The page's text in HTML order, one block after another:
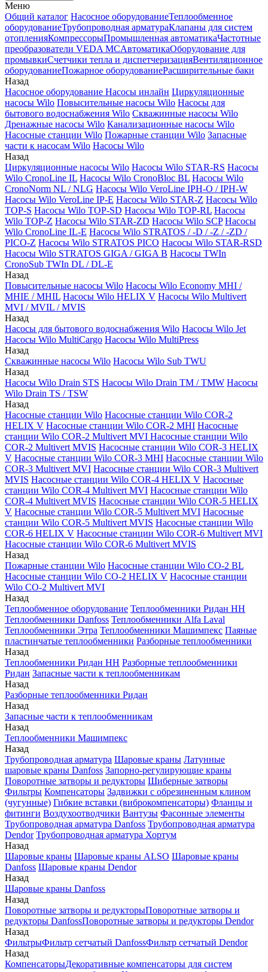
Меню
Общий каталог Насосное оборудованиеТеплообменное
оборудованиеТрубопроводная арматураКлапаны для систем
отопленияКомпрессорыПромышленная автоматикаЧастотные
преобразователи VEDA MCАвтоматикаОборудование для
промывкиСчетчики тепла и диспетчеризацияВентиляционное
оборудованиеПожарное оборудованиеРасширительные баки
Назад
Насосное оборудование Насосы инлайн Циркуляционные
насосы Wilo Повысительные насосы Wilo Насосы для
бытового водоснабжения Wilo Скважинные насосы Wilo
Дренажные насосы Wilo Канализационные насосы Wilo
Насосные станции Wilo Пожарные станции Wilo Запасные
части к насосам Wilo Насосы Wilo
Назад
Циркуляционные насосы Wilo Насосы Wilo STAR-RS Насосы
Wilo CronoLine IL Насосы Wilo CronoBloc BL Насосы Wilo
CronoNorm NL / NLG Насосы Wilo VeroLine IPH-O / IPH-W
Насосы Wilo VeroLine IP-E Насосы Wilo STAR-Z Насосы Wilo
TOP-S Насосы Wilo TOP-SD Насосы Wilo TOP-RL Насосы
Wilo TOP-Z Насосы Wilo STAR-ZD Насосы Wilo SCP Насосы
Wilo CronoLine IL-E Насосы Wilo STRATOS / -D / -Z / -ZD /
PICO-Z Насосы Wilo STRATOS PICO Насосы Wilo STAR-RSD
Насосы Wilo STRATOS GIGA / GIGA B Насосы TWIn
CronoSub TWIn DL / DL-E
Назад
Повысительные насосы Wilo Насосы Wilo Economy MHI /
MHIE / MHIL Насосы Wilo HELIX V Насосы Wilo Multivert
MVI / MVIL / MVIS
Назад
Насосы для бытового водоснабжения Wilo Насосы Wilo Jet
Насосы Wilo MultiCargo Насосы Wilo MultiPress
Назад
Скважинные насосы Wilo Насосы Wilo Sub TWU
Назад
Насосы Wilo Drain STS Насосы Wilo Drain TM / TMW Насосы
Wilo Drain TS / TSW
Назад
Насосные станции Wilo Насосные станции Wilo COR-2
HELIX V Насосные станции Wilo COR-2 MHI Насосные
станции Wilo COR-2 Multivert MVI Насосные станции Wilo
COR-2 Multivert MVIS Насосные станции Wilo COR-3 HELIX
V Насосные станции Wilo COR-3 MHI Насосные станции Wilo
COR-3 Multivert MVI Насосные станции Wilo COR-3 Multivert
MVIS Насосные станции Wilo COR-4 HELIX V Насосные
станции Wilo COR-4 Multivert MVI Насосные станции Wilo
COR-4 Multivert MVIS Насосные станции Wilo COR-5 HELIX
V Насосные станции Wilo COR-5 Multivert MVI Насосные
станции Wilo COR-5 Multivert MVIS Насосные станции Wilo
COR-6 HELIX V Насосные станции Wilo COR-6 Multivert MVI
Насосные станции Wilo COR-6 Multivert MVIS
Назад
Пожарные станции Wilo Насосные станции Wilo CO-2 BL
Насосные станции Wilo CO-2 HELIX V Насосные станции
Wilo CO-2 Multivert MVI
Назад
Теплообменное оборудование Теплообменники Ридан НН
Теплообменники Danfoss Теплообменники Alfa Laval
Теплообменники Этра Теплообменники Машимпекс Паяные
пластинчатые теплообменники Разборные теплообменники
Назад
Теплообменники Ридан НН Разборные теплообменники
Ридан Запасные части к теплообменникам
Назад
Разборные теплообменники Ридан
Назад
Запасные части к теплообменникам
Назад
Теплообменники Машимпекс
Назад
Трубопроводная арматура Шаровые краны Латунные
шаровые краны Danfoss Запорно-регулирующие краны
Поворотные затворы и редукторы Шиберные затворы
Фильтры Компенсаторы Задвижки с обрезиненным клином
(чугунные) Гибкие вставки (виброкомпенсаторы) Фланцы и
фитинги Воздухоотводчики Вантузы Фасонные элементы
Трубопроводная арматура Danfoss Трубопроводная арматура
Dendor Трубопроводная арматура Хортум
Назад
Шаровые краны Шаровые краны ALSO Шаровые краны
Danfoss Шаровые краны Dendor
Назад
Шаровые краны Danfoss
Назад
Поворотные затворы и редукторыПоворотные затворы и
редукторы DanfossПоворотные затворы и редукторы Dendor
Назад
ФильтрыФильтр сетчатый DanfossФильтр сетчатый Dendor
Назад
КомпенсаторыДекоративные компенсаторы для систем